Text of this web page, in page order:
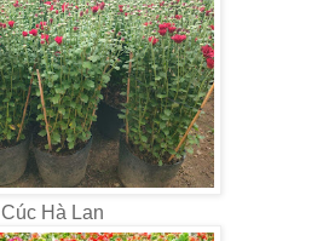
Cúc Hà Lan